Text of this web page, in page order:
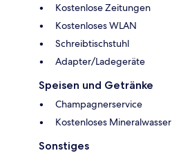
Kostenlose Zeitungen
Kostenloses WLAN
Schreibtischstuhl
Adapter/Ladegeräte
Speisen und Getränke
Champagnerservice
Kostenloses Mineralwasser
Sonstiges